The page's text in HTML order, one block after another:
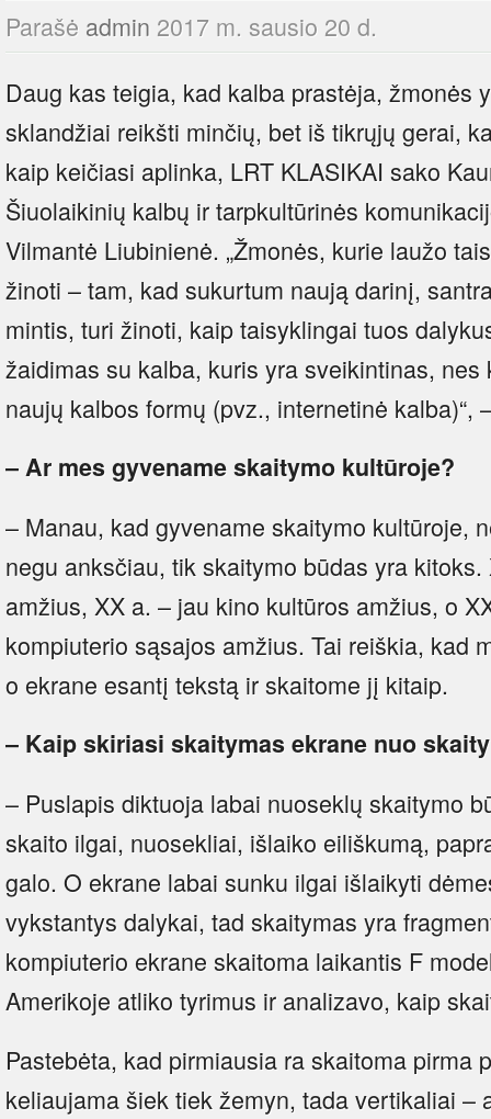
Parašė admin 2017 m. sausio 20 d.
Daug kas teigia, kad kalba prastėja, žmonės
sklandžiai reikšti minčių, bet iš tikrųjų gerai,
kaip keičiasi aplinka, LRT KLASIKAI sako
Šiuolaikinių kalbų ir tarpkultūrinės
Vilmantė Liubinienė. „Žmonės, kurie laužo
žinoti – tam, kad sukurtum naują darinį,
mintis, turi žinoti, kaip taisyklingai tuos
žaidimas su kalba, kuris yra sveikintinas,
naujų kalbos formų (pvz., internetinė kalba)“,
– Ar mes gyvename skaitymo kultūroje?
– Manau, kad gyvename skaitymo kultūroje,
negu anksčiau, tik skaitymo būdas yra
amžius, XX a. – jau kino kultūros amžius, o
kompiuterio sąsajos amžius. Tai reiškia, kad
o ekrane esantį tekstą ir skaitome jį kitaip.
– Kaip skiriasi skaitymas ekrane nuo
– Puslapis diktuoja labai nuoseklų skaitymo
skaito ilgai, nuosekliai, išlaiko eiliškumą,
galo. O ekrane labai sunku ilgai išlaikyti
vykstantys dalykai, tad skaitymas yra
kompiuterio ekrane skaitoma laikantis F
Amerikoje atliko tyrimus ir analizavo, kaip
Pastebėta, kad pirmiausia ra skaitoma pirma
keliaujama šiek tiek žemyn, tada vertikaliai –